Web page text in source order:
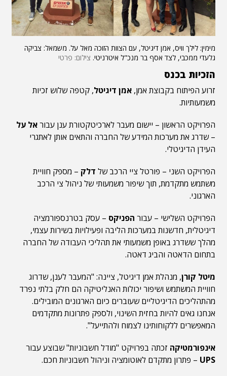
מימין: לילך וויס, אמן דיגיטל, עם הצוות הזוכה מאל על. משמאל: צביקה
גלעדי ממכבי, לצד אסף בר מנכ"ל איטרניטי. צילום: פרטי
הזכיות בכנס
זרוע הפיתוח בקבוצת אמן, אמן דיגיטל, קטפה שלוש זכיות
משמעותיות.
הפרויקט הראשון – יישום מעבר לארכיטקטורת ענן עבוראל על
– שדרג את מערכות המידע של החברה והתאים אותן לאתגרי
העידן הדיגיטלי.
הפרויקט השני – פורטל ציי הרכב של דלק – מספק חוויית
משתמש מתקדמת, תוך שיפור משמעותי של ניהול צי הרכב
הארגוני.
הפרויקט השלישי – עבור הפניקס – עסק בטרנספורמציה
דיגיטלית, חדשנות במערכות הליבה ופעילויות בשירות עצמי,
מהלך ששדרג באופן משמעותי את תהליכי העבודה של החברה
בתחום הדאטה והביג דאטה.
מיטל קורן, מנהלת אמן דיגיטל, ציינה: "המעבר לענן, שדרוג
חוויית המשתמש ושיפור יכולות האנליטיקה הם חלק בלתי נפרד
מהתהליכים הדיגיטליים שעוברים כיום הארגונים המובילים.
אנחנו גאים להיות בחזית השינוי, ולספק פתרונות מתקדמים
המאפשרים ללקוחותינו לצמוח ולהתייעל".
אינפורמטיקה זכתה בפרויקט "מודל חשבוניות" שבוצע עבור
UPS – פתרון מתקדם לאוטומציה וניהול חשבוניות חכם.